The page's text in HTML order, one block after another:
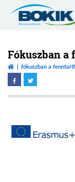
Zemplén
Vármegyei
Kereskedelmi
és
Fókuszban a
fókuszban a